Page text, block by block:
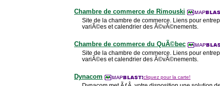
Chambre de commerce de Rimouski
Site de la chambre de commerce. Liens pour
variÃ©es et calendrier des Ã©vÃ©nements.
Chambre de commerce du QuÃ©bec
Site de la chambre de commerce. Liens pour
variÃ©es et calendrier des Ã©vÃ©nements.
Dynacom cliquez pour la carte!